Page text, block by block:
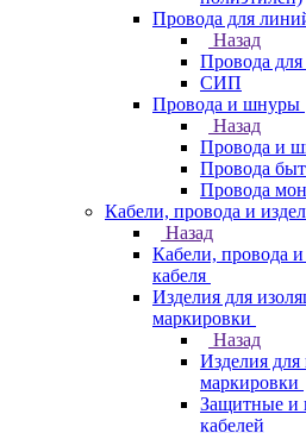
Провода для
Назад
Провода для
СИП
Провода и шнуры
Назад
Провода и
Провода
Провода
Кабели, провода и
Назад
Кабели, провода
кабеля
Изделия для
маркировки
Назад
Изделия для
маркировки
Защитные и
кабелей